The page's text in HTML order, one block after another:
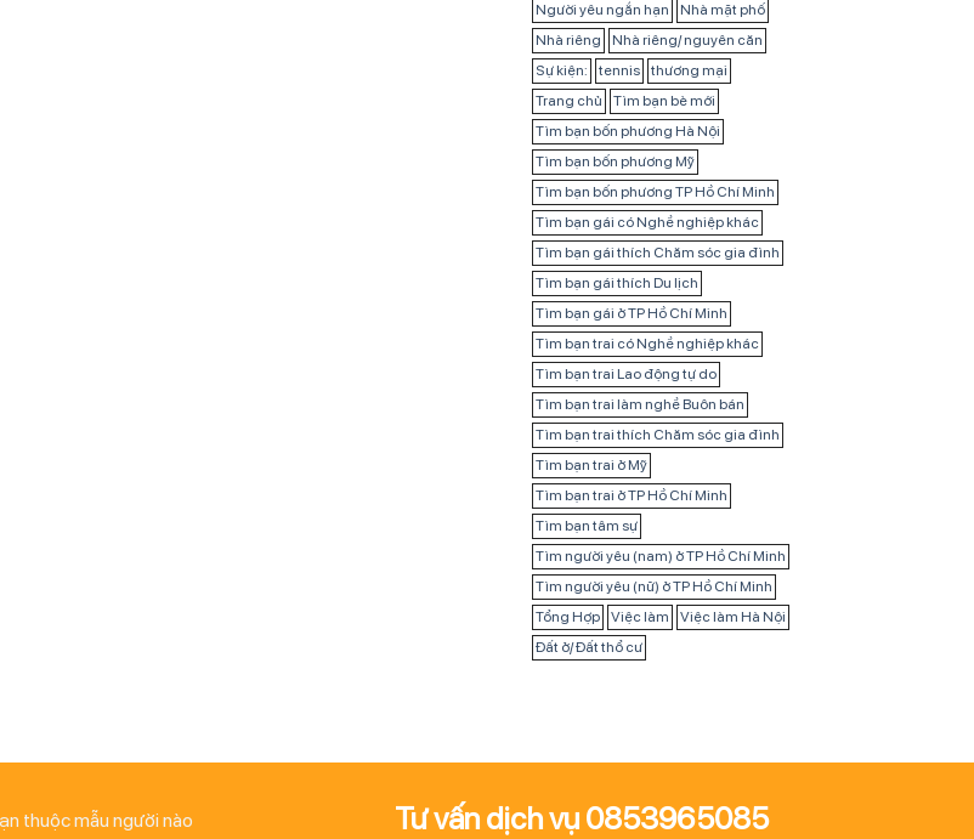
Người yêu ngắn hạn
Nhà mặt phố
Nhà riêng
Nhà riêng/ nguyên căn
Sự kiện:
tennis
thương mại
Trang chủ
Tìm bạn bè mới
Tìm bạn bốn phương Hà Nội
Tìm bạn bốn phương Mỹ
Tìm bạn bốn phương TP Hồ Chí Minh
Tìm bạn gái có Nghề nghiệp khác
Tìm bạn gái thích Chăm sóc gia đình
Tìm bạn gái thích Du lịch
Tìm bạn gái ở TP Hồ Chí Minh
Tìm bạn trai có Nghề nghiệp khác
Tìm bạn trai Lao động tự do
Tìm bạn trai làm nghề Buôn bán
Tìm bạn trai thích Chăm sóc gia đình
Tìm bạn trai ở Mỹ
Tìm bạn trai ở TP Hồ Chí Minh
Tìm bạn tâm sự
Tìm người yêu (nam) ở TP Hồ Chí Minh
Tìm người yêu (nữ) ở TP Hồ Chí Minh
Tổng Hợp
Việc làm
Việc làm Hà Nội
Đất ở/ Đất thổ cư
thuộc mẫu người nào Tư vấn dịch vụ 0853965085